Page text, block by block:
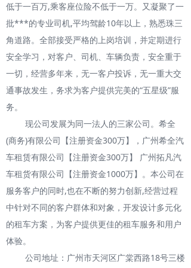
低于一百万,乘客座位险不低于一万。又凝聚了一
批***的专业司机,平均驾龄10年以上，熟悉珠三
角道路。全部接受严格的上岗培训，并定期进行
安全学习，对客户、司机、车辆负责，安全重于
一切，经营多年来，无一客户投诉，无一重大交
通事故发生，务求为客户提供完美的“五星级”服
务。
现公司发展为同一法人的三家公司。希全
(商务)有限公司【注册资金300万】，广州希全汽
车租赁有限公司【注册资金300万】 广州拓凡汽
车租货有限公司【注册资金1000万】。本公司在
服务客户的同时,也在不断的努力创新,经营过程
中针对不同的客户群体和对象，开发设计多元化
的租车方案，为客户提供更佳的租车服务和用户
体验。
公司地址：广州市天河区广棠西路18号三楼